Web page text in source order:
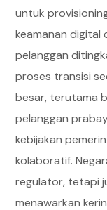
untuk
keamanan digital
pelanggan
proses transisi
besar, terutama
pelanggan
kebijakan
kolaboratif.
regulator, tetapi
menawarkan